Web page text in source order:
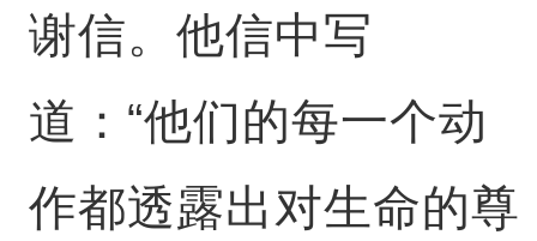
谢信。他信中写
道：“他们的每一个动
作都透露出对生命的尊